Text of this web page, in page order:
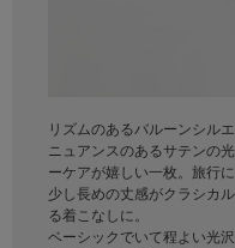
リズムのあるバルーンシル
ニュアンスのあるサテンの
ーケアが嬉しい一枚。旅行に
少し長めの丈感がクラシカ
る着こなしに。
ベーシックでいて程よい光